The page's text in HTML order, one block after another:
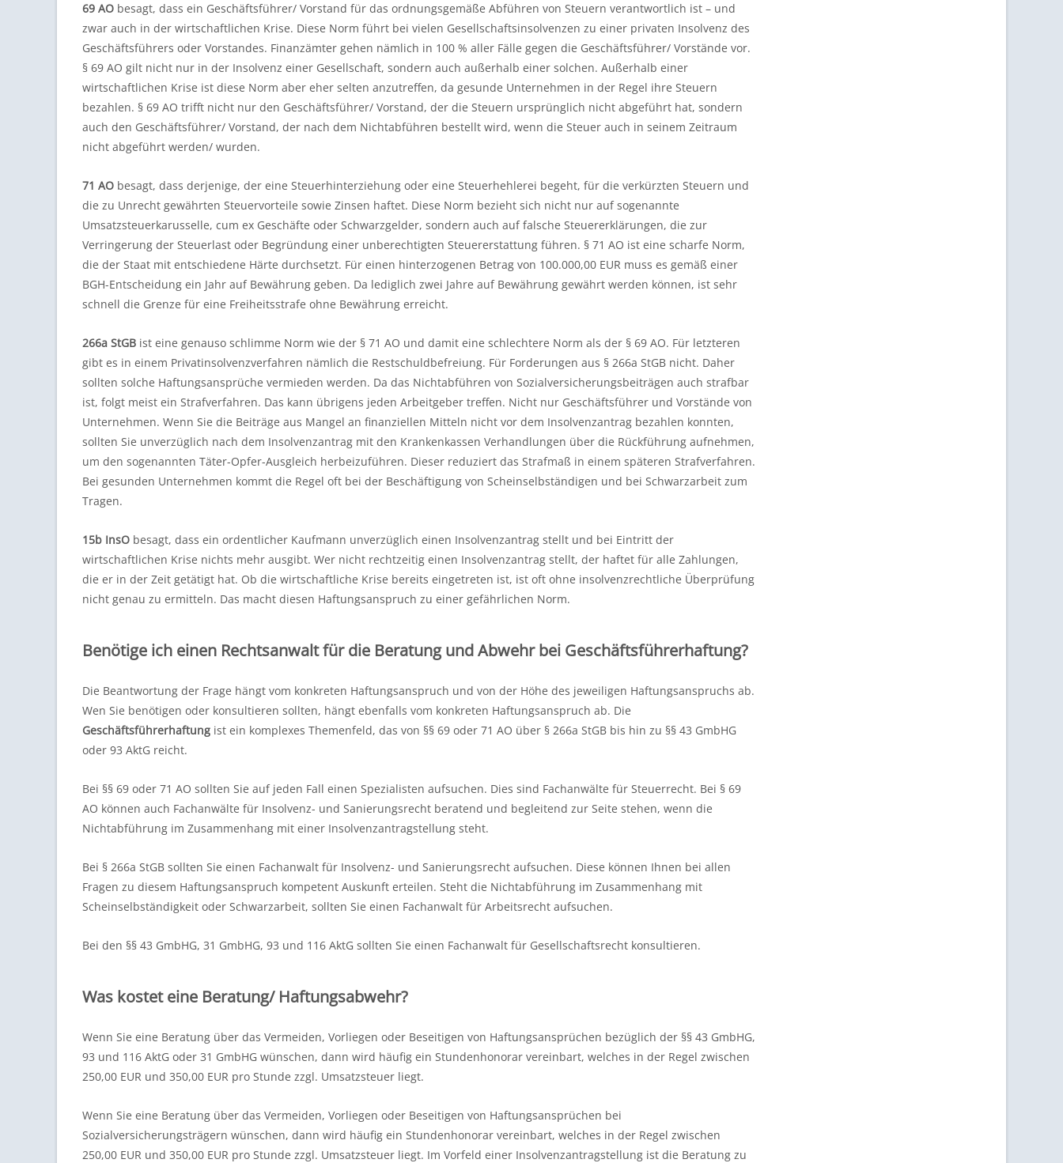
69 AO besagt, dass ein Geschäftsführer/ Vorstand für das ordnungsgemäße Abführen von Steuern verantwortlich ist – und
zwar auch in der wirtschaftlichen Krise. Diese Norm führt bei vielen Gesellschaftsinsolvenzen zu einer privaten Insolvenz des
Geschäftsführers oder Vorstandes. Finanzämter gehen nämlich in 100 % aller Fälle gegen die Geschäftsführer/ Vorstände vor.
§ 69 AO gilt nicht nur in der Insolvenz einer Gesellschaft, sondern auch außerhalb einer solchen. Außerhalb einer
wirtschaftlichen Krise ist diese Norm aber eher selten anzutreffen, da gesunde Unternehmen in der Regel ihre Steuern
bezahlen. § 69 AO trifft nicht nur den Geschäftsführer/ Vorstand, der die Steuern ursprünglich nicht abgeführt hat, sondern
auch den Geschäftsführer/ Vorstand, der nach dem Nichtabführen bestellt wird, wenn die Steuer auch in seinem Zeitraum
nicht abgeführt werden/ wurden.
71 AO besagt, dass derjenige, der eine Steuerhinterziehung oder eine Steuerhehlerei begeht, für die verkürzten Steuern und
die zu Unrecht gewährten Steuervorteile sowie Zinsen haftet. Diese Norm bezieht sich nicht nur auf sogenannte
Umsatzsteuerkarusselle, cum ex Geschäfte oder Schwarzgelder, sondern auch auf falsche Steuererklärungen, die zur
Verringerung der Steuerlast oder Begründung einer unberechtigten Steuererstattung führen. § 71 AO ist eine scharfe Norm,
die der Staat mit entschiedene Härte durchsetzt. Für einen hinterzogenen Betrag von 100.000,00 EUR muss es gemäß einer
BGH-Entscheidung ein Jahr auf Bewährung geben. Da lediglich zwei Jahre auf Bewährung gewährt werden können, ist sehr
schnell die Grenze für eine Freiheitsstrafe ohne Bewährung erreicht.
266a StGB ist eine genauso schlimme Norm wie der § 71 AO und damit eine schlechtere Norm als der § 69 AO. Für letzteren
gibt es in einem Privatinsolvenzverfahren nämlich die Restschuldbefreiung. Für Forderungen aus § 266a StGB nicht. Daher
sollten solche Haftungsansprüche vermieden werden. Da das Nichtabführen von Sozialversicherungsbeiträgen auch strafbar
ist, folgt meist ein Strafverfahren. Das kann übrigens jeden Arbeitgeber treffen. Nicht nur Geschäftsführer und Vorstände von
Unternehmen. Wenn Sie die Beiträge aus Mangel an finanziellen Mitteln nicht vor dem Insolvenzantrag bezahlen konnten,
sollten Sie unverzüglich nach dem Insolvenzantrag mit den Krankenkassen Verhandlungen über die Rückführung aufnehmen,
um den sogenannten Täter-Opfer-Ausgleich herbeizuführen. Dieser reduziert das Strafmaß in einem späteren Strafverfahren.
Bei gesunden Unternehmen kommt die Regel oft bei der Beschäftigung von Scheinselbständigen und bei Schwarzarbeit zum
Tragen.
15b InsO besagt, dass ein ordentlicher Kaufmann unverzüglich einen Insolvenzantrag stellt und bei Eintritt der
wirtschaftlichen Krise nichts mehr ausgibt. Wer nicht rechtzeitig einen Insolvenzantrag stellt, der haftet für alle Zahlungen,
die er in der Zeit getätigt hat. Ob die wirtschaftliche Krise bereits eingetreten ist, ist oft ohne insolvenzrechtliche Überprüfung
nicht genau zu ermitteln. Das macht diesen Haftungsanspruch zu einer gefährlichen Norm.
Benötige ich einen Rechtsanwalt für die Beratung und Abwehr bei Geschäftsführerhaftung?
Die Beantwortung der Frage hängt vom konkreten Haftungsanspruch und von der Höhe des jeweiligen Haftungsanspruchs ab.
Wen Sie benötigen oder konsultieren sollten, hängt ebenfalls vom konkreten Haftungsanspruch ab. Die
Geschäftsführerhaftung ist ein komplexes Themenfeld, das von §§ 69 oder 71 AO über § 266a StGB bis hin zu §§ 43 GmbHG
oder 93 AktG reicht.
Bei §§ 69 oder 71 AO sollten Sie auf jeden Fall einen Spezialisten aufsuchen. Dies sind Fachanwälte für Steuerrecht. Bei § 69
AO können auch Fachanwälte für Insolvenz- und Sanierungsrecht beratend und begleitend zur Seite stehen, wenn die
Nichtabführung im Zusammenhang mit einer Insolvenzantragstellung steht.
Bei § 266a StGB sollten Sie einen Fachanwalt für Insolvenz- und Sanierungsrecht aufsuchen. Diese können Ihnen bei allen
Fragen zu diesem Haftungsanspruch kompetent Auskunft erteilen. Steht die Nichtabführung im Zusammenhang mit
Scheinselbständigkeit oder Schwarzarbeit, sollten Sie einen Fachanwalt für Arbeitsrecht aufsuchen.
Bei den §§ 43 GmbHG, 31 GmbHG, 93 und 116 AktG sollten Sie einen Fachanwalt für Gesellschaftsrecht konsultieren.
Was kostet eine Beratung/ Haftungsabwehr?
Wenn Sie eine Beratung über das Vermeiden, Vorliegen oder Beseitigen von Haftungsansprüchen bezüglich der §§ 43 GmbHG,
93 und 116 AktG oder 31 GmbHG wünschen, dann wird häufig ein Stundenhonorar vereinbart, welches in der Regel zwischen
250,00 EUR und 350,00 EUR pro Stunde zzgl. Umsatzsteuer liegt.
Wenn Sie eine Beratung über das Vermeiden, Vorliegen oder Beseitigen von Haftungsansprüchen bei
Sozialversicherungsträgern wünschen, dann wird häufig ein Stundenhonorar vereinbart, welches in der Regel zwischen
250,00 EUR und 350,00 EUR pro Stunde zzgl. Umsatzsteuer liegt. Im Vorfeld einer Insolvenzantragstellung ist die Beratung zu